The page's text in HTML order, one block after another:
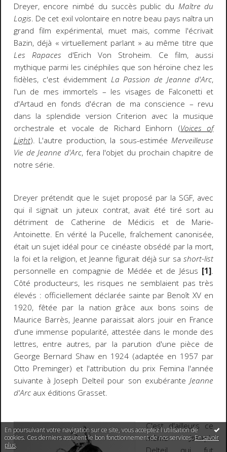
En poursuivant votre navigation sur ce site, vous acceptez l'utilisation de
cookies. Ces derniers assurent le bon fonctionnement de nos services.En savoir
plus.
Dreyer, encore nimbé du succès public du Maître du
Logis. De cet exil volontaire en notre beau pays naîtra un
grand film expérimental, muet mais, comme l'écrivait
Bazin, déjà « virtuellement parlant » au même titre que
Les Rapaces d'Erich Von Stroheim. Ce film, aussi
mythique parmi les cinéphiles que son héroïne chez les
fidèles, c'est évidemment La Passion de Jeanne d'Arc,
l'un de mes immortels – les visages de Falconetti et
d'Artaud en fonds d'écran de ma conscience – revu
dans la splendide version Criterion avec la musique
orchestrale et vocale de Richard Einhorn (Voices of
Light). L'autre production, la sous-estimée Merveilleuse
Vie de Jeanne d'Arc, fera l'objet du prochain chapitre de
notre série.
Dreyer prétendit que le sujet proposé par la SGF, avec
qui il signait un juteux contrat, avait été tiré sort au
détriment de Catherine de Médicis et de Marie-
Antoinette. En vérité la Pucelle, fraîchement canonisée,
était un sujet idéal pour ce cinéaste obsédé par la mort,
la foi et la religion, et Jeanne figurait déjà sur sashort-list
personnelle en compagnie de Médée et de Jésus [1].
Côté producteurs, les risques ne semblaient pas très
élevés : officiellement déclarée sainte par Benoît XV en
1920, fêtée par la nation grâce aux bons soins de
Maurice Barrès, Jeanne paraissait alors jouir en France
d'une immense popularité, attestée dans le monde des
lettres, entre autres, par la parution d'une pièce de
George Bernard Shaw en 1924 (adaptée en 1957 par
Otto Preminger) et l'attribution du prix Femina l'année
suivante à Joseph Delteil pour son exubéranteJeanne
d'Arcaux éditions Grasset.
C'est d'ailleurs ce
même Joseph